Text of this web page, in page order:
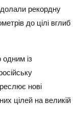
рекордну
до цілі вглиб
із
нові
цілей на великій